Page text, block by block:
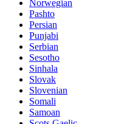
Norwegian
Pashto
Persian
Punjabi
Serbian
Sesotho
Sinhala
Slovak
Slovenian
Somali
Samoan